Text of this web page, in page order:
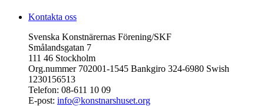
Kontakta oss
Svenska Konstnärernas Förening/SKF
Smålandsgatan 7
111 46 Stockholm
Org.nummer 702001-1545 Bankgiro 324-6980 Swish
1230156513
Telefon: 08-611 10 09
E-post: info@konstnarshuset.org